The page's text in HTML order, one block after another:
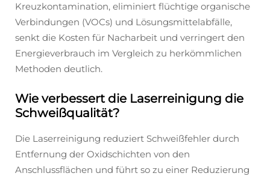
Kreuzkontamination, eliminiert flüchtige organische
Verbindungen (VOCs) und Lösungsmittelabfälle,
senkt die Kosten für Nacharbeit und verringert den
Energieverbrauch im Vergleich zu herkömmlichen
Methoden deutlich.
Wie verbessert die Laserreinigung die
Schweißqualität?
Die Laserreinigung reduziert Schweißfehler durch
Entfernung der Oxidschichten von den
Anschlussflächen und führt so zu einer Reduzierung